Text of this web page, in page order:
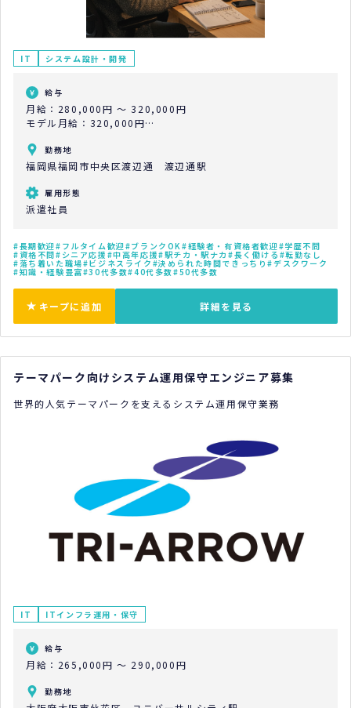
IT システム設計・開発
給与
月給：280,000円 ～ 320,000円
モデル月給：320,000円
勤務地
福岡県福岡市中央区渡辺通 渡辺通駅
雇用形態
派遣社員
長期歓迎 フルタイム歓迎 ブランクOK 経験者・有資格者歓迎 学歴不問
資格不問 シニア応援 中高年応援 駅チカ・駅ナカ 長く働ける 転勤なし
落ち着いた職場 ビジネスライク 決められた時間できっちり デスクワーク
知識・経験豊富 30代多数 40代多数 50代多数
キープに追加 詳細を見る
テーマパーク向けシステム運用保守エンジニア募集
世界的人気テーマパークを支えるシステム運用保守業務
IT ITインフラ運用・保守
給与
月給：265,000円 ～ 290,000円
勤務地